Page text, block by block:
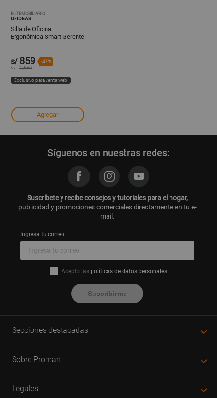
ELITEMOBILIARIO
OFIDEAS
Silla de Oficina
Ergonómica Smart Gerente
s/ 859 -47%
s/ 1,650
Exclusivo para venta web
Agregar
Síguenos en nuestras redes:
Suscríbete y recibe consejos y tutoriales para el hogar,
publicidad y promociones comerciales directamente en tu e-
mail.
Ingresa tu correo
Acepto las políticas de datos personales
Suscribirme
Secciones destacadas
Sobre Promart
Legales